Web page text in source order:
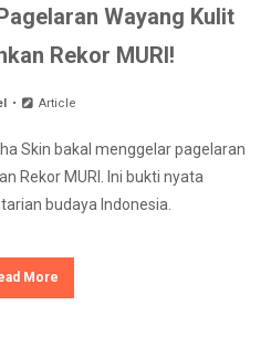
Wayang Kulit
Rekor MURI!
Article
Skin bakal menggelar pagelaran
Rekor MURI. Ini bukti nyata
budaya Indonesia.
More